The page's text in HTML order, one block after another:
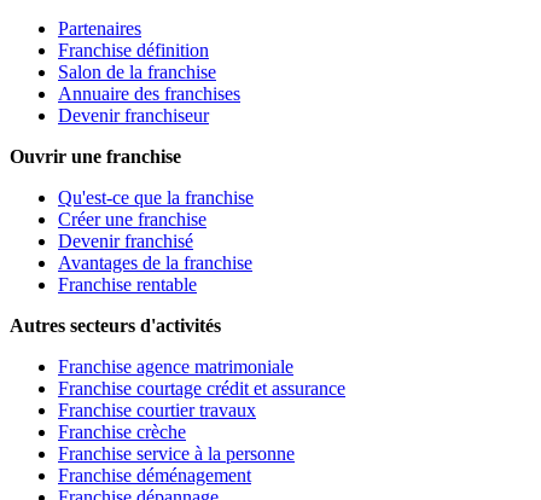
Partenaires
Franchise définition
Salon de la franchise
Annuaire des franchises
Devenir franchiseur
Ouvrir une franchise
Qu'est-ce que la franchise
Créer une franchise
Devenir franchisé
Avantages de la franchise
Franchise rentable
Autres secteurs d'activités
Franchise agence matrimoniale
Franchise courtage crédit et assurance
Franchise courtier travaux
Franchise crèche
Franchise service à la personne
Franchise déménagement